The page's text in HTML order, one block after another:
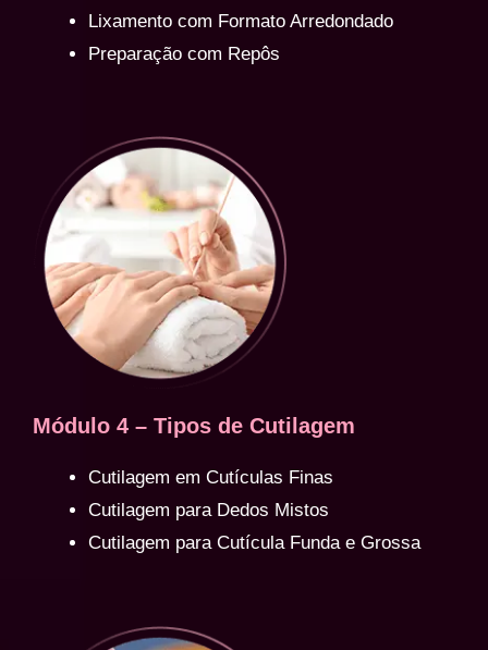
Lixamento com Formato Arredondado
Preparação com Repôs
Módulo 4 – Tipos de Cutilagem
Cutilagem em Cutículas Finas
Cutilagem para Dedos Mistos
Cutilagem para Cutícula Funda e Grossa